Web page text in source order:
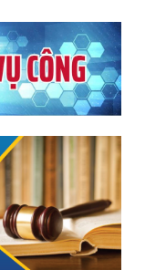
Bộ Ngoại
giao
Lê Hoài
Trung nhân
dịp kỷ niệm
59 năm
thành lập
ASEAN
(8/8/1967 -
8/8/2026)
tham gia
ASEAN
(28/7/1995 -
28/7/2026)